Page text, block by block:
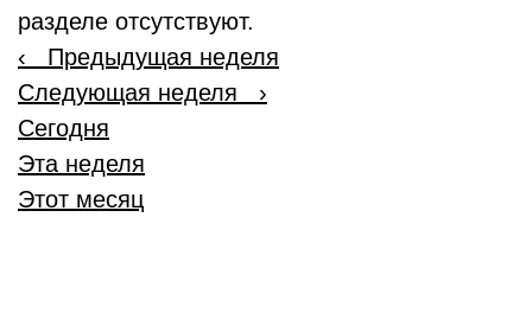
разделе отсутствуют.
‹ Предыдущая неделя
Следующая неделя ›
Сегодня
Эта неделя
Этот месяц